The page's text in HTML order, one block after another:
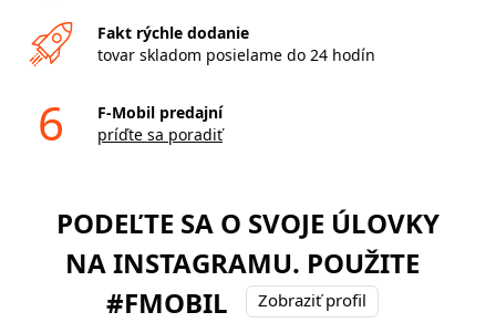
Fakt rýchle dodanie
tovar skladom posielame do 24 hodín
6
F-Mobil predajní
príďte sa poradiť
PODEĽTE SA O SVOJE ÚLOVKY
NA INSTAGRAMU. POUŽITE
#FMOBIL
Zobraziť profil